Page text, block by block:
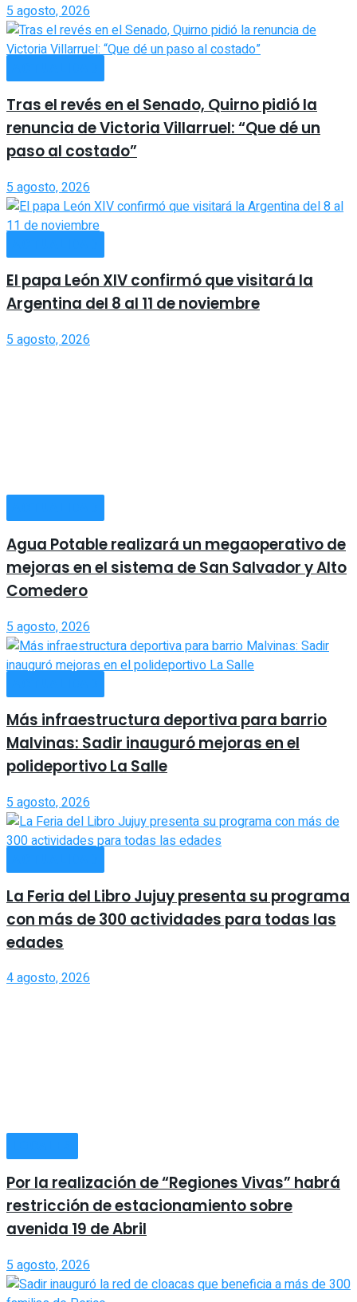
5 agosto, 2026
Tras el revés en el Senado, Quirno pidió la
renuncia de Victoria Villarruel: “Que dé un
paso al costado”
5 agosto, 2026
El papa León XIV confirmó que visitará la
Argentina del 8 al 11 de noviembre
5 agosto, 2026
Agua Potable realizará un megaoperativo de
mejoras en el sistema de San Salvador y Alto
Comedero
5 agosto, 2026
Más infraestructura deportiva para barrio
Malvinas: Sadir inauguró mejoras en el
polideportivo La Salle
5 agosto, 2026
La Feria del Libro Jujuy presenta su programa
con más de 300 actividades para todas las
edades
4 agosto, 2026
Por la realización de “Regiones Vivas” habrá
restricción de estacionamiento sobre
avenida 19 de Abril
5 agosto, 2026